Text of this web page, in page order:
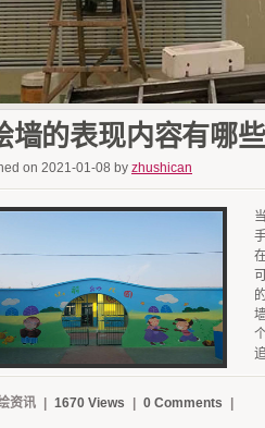
墙的表现内容有哪些
on 2021-01-08 by zhushican
资讯 | 1670 Views | 0 Comments |